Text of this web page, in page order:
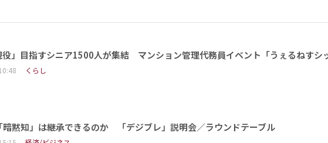
役」目指すシニア1500人が集結 マンション管理代務員イベント「うぇるねすシ
くらし
暗黙知」は継承できるのか 「デジブレ」説明会／ラウンドテーブル